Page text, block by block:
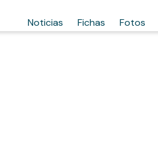
Noticias Fichas Fotos